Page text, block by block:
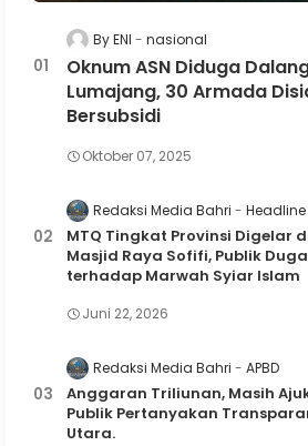
By ENI nasional
Oknum ASN Diduga
Lumajang, 30 Armada
Bersubsidi
Oktober 07, 2025
Redaksi Media Bahri Headline
MTQ Tingkat Provinsi Digelar
Masjid Raya Sofifi, Publik
terhadap Marwah Syiar Islam
Juni 22, 2026
Redaksi Media Bahri APBD
Anggaran Triliunan, Masih
Publik Pertanyakan
Utara.